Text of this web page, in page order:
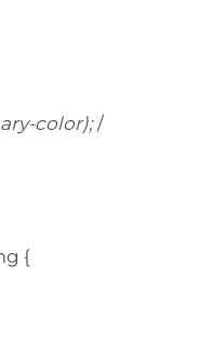
color);/
{